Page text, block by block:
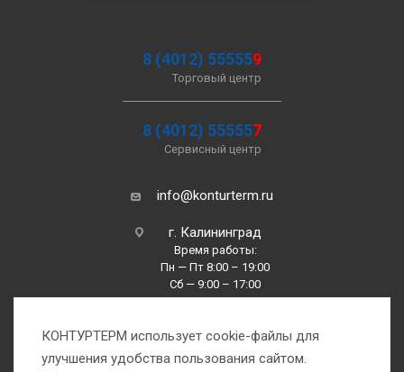
8 (4012) 555559
Торговый центр
8 (4012) 555557
Сервисный центр
info@konturterm.ru
г. Калининград
Время работы:
Пн — Пт 8:00 – 19:00
Сб — 9:00 – 17:00
Вс —10:00 – 16:00
КОНТУРТЕРМ использует cookie-файлы для
улучшения удобства пользования сайтом.